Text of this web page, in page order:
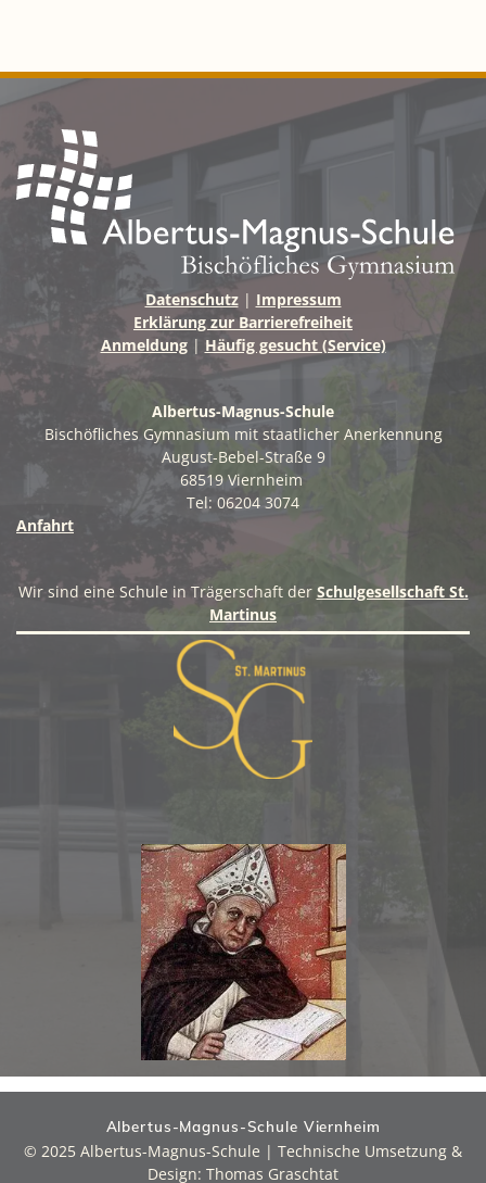
Datenschutz | Impressum
Erklärung zur Barrierefreiheit
Anmeldung | Häufig gesucht (Service)
Albertus-Magnus-Schule
Bischöfliches Gymnasium mit staatlicher Anerkennung
August-Bebel-Straße 9
68519 Viernheim
Tel: 06204 3074
Anfahrt
Wir sind eine Schule in Trägerschaft der Schulgesellschaft St.
Martinus
Albertus-Magnus-Schule Viernheim
© 2025 Albertus-Magnus-Schule | Technische Umsetzung &
Design: Thomas Graschtat